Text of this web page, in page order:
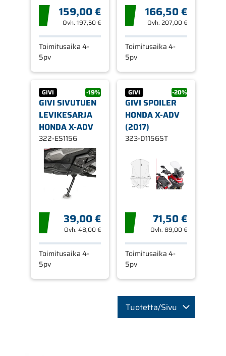
159,00 €
Ovh. 197,50 €
Toimitusaika 4-
5pv
166,50 €
Ovh.207,00 €
Toimitusaika 4-
5pv
GIVI -19%
GIVI SIVUTUEN
LEVIKESARJA
HONDA X-ADV
322-ES1156
39,00 €
Ovh. 48,00 €
Toimitusaika 4-
5pv
GIVI -20%
GIVI SPOILER
HONDA X-ADV
(2017)
323-D1156ST
71,50 €
Ovh. 89,00 €
Toimitusaika 4-
5pv
Tuotetta/Sivu